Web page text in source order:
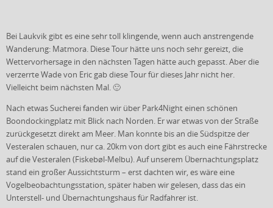
Bei Laukvik gibt es eine sehr toll klingende, wenn auch anstrengende
Wanderung: Matmora. Diese Tour hätte uns noch sehr gereizt, die
Wettervorhersage in den nächsten Tagen hätte auch gepasst. Aber die
verzerrte Wade von Eric gab diese Tour für dieses Jahr nicht her.
Vielleicht beim nächsten Mal. 🙂
Nach etwas Sucherei fanden wir über Park4Night einen schönen
Boondockingplatz mit Blick nach Norden. Er war etwas von der Straße
zurückgesetzt direkt am Meer. Man konnte bis an die Südspitze der
Vesteralen schauen, nur ca. 20km von dort gibt es auch eine Fährstrecke
auf die Vesteralen (Fiskebøl-Melbu). Auf unserem Übernachtungsplatz
stand ein großer Aussichtsturm – erst dachten wir, es wäre eine
Vogelbeobachtungsstation, später haben wir gelesen, dass das ein
Unterstell- und Übernachtungshaus für Radfahrer ist.